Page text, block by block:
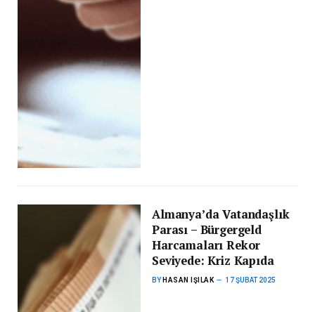
Almanya’da Vatandaşlık
Parası – Bürgergeld
Harcamaları Rekor
Seviyede: Kriz Kapıda
BY HASAN IŞILAK 17 ŞUBAT 2025